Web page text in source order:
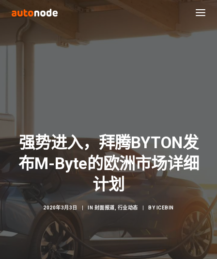
Search
强势进入，拜腾BYTON发
布M-Byte的欧洲市场详细
计划
2020年3月3日 IN 封面报道 行业动态 BY ICEBIN